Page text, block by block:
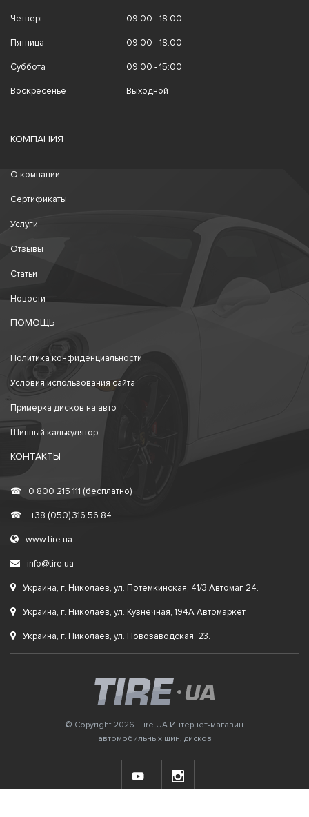
Четверг 09:00 - 18:00
Пятница 09:00 - 18:00
Суббота 09:00 - 15:00
Воскресенье Выходной
КОМПАНИЯ
О компании
Сертификаты
Услуги
Отзывы
Статьи
Новости
ПОМОЩЬ
Политика конфиденциальности
Условия использования сайта
Примерка дисков на авто
Шинный калькулятор
КОНТАКТЫ
☎ 0 800 215 111 (бесплатно)
☎ +38 (050) 316 56 84
www.tire.ua
info@tire.ua
Украина, г. Николаев, ул. Потемкинская, 41/3 Автомаг 24.
Украина, г. Николаев, ул. Кузнечная, 194А Автомаркет.
Украина, г. Николаев, ул. Новозаводская, 23.
© Copyright 2026. Tire.UA Интернет-магазин
автомобильных шин, дисков